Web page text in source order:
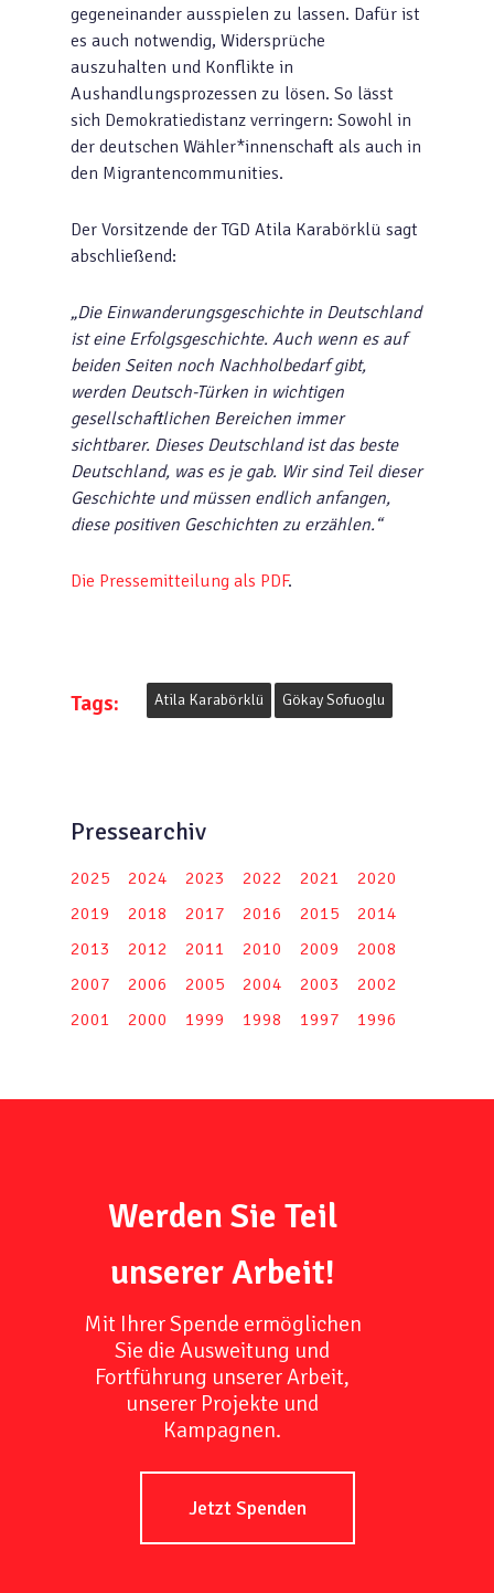
gegeneinander ausspielen zu lassen. Dafür ist
es auch notwendig, Widersprüche
auszuhalten und Konflikte in
Aushandlungsprozessen zu lösen. So lässt
sich Demokratiedistanz verringern: Sowohl in
der deutschen Wähler*innenschaft als auch in
den Migrantencommunities.
Der Vorsitzende der TGD Atila Karabörklü sagt
abschließend:
„Die Einwanderungsgeschichte in Deutschland
ist eine Erfolgsgeschichte. Auch wenn es auf
beiden Seiten noch Nachholbedarf gibt,
werden Deutsch-Türken in wichtigen
gesellschaftlichen Bereichen immer
sichtbarer. Dieses Deutschland ist das beste
Deutschland, was es je gab. Wir sind Teil dieser
Geschichte und müssen endlich anfangen,
diese positiven Geschichten zu erzählen.“
Die Pressemitteilung als PDF.
Tags: Atila Karabörklü Gökay Sofuoglu
Pressearchiv
2025 2024 2023 2022 2021
2020
2019
2018 2017 2016 2015
2014
2013
2012 2011 2010 2009
2008
2007
2006 2005 2004 2003
2002
2001
2000 1999 1998 1997 1996
Werden Sie Teil
unserer Arbeit!
Mit Ihrer Spende ermöglichen
Sie die Ausweitung und
Fortführung unserer Arbeit,
unserer Projekte und
Kampagnen.
Jetzt Spenden